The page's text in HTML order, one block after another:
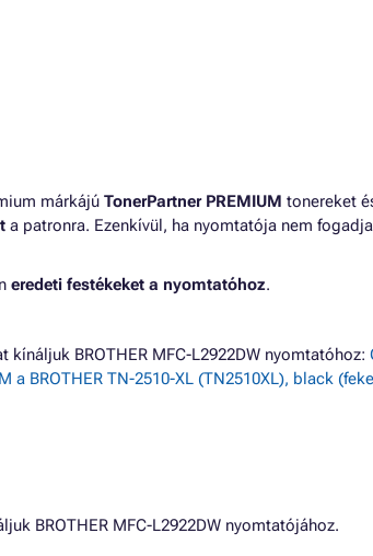
márkájú TonerPartner PREMIUM tonereket
a patronra. Ezenkívül, ha nyomtatója nem
eredeti festékeket a nyomtatóhoz.
BROTHER MFC-L2922DW nyomtatóhoz:
a BROTHER TN-2510-XL (TN2510XL), black
BROTHER MFC-L2922DW nyomtatójához.